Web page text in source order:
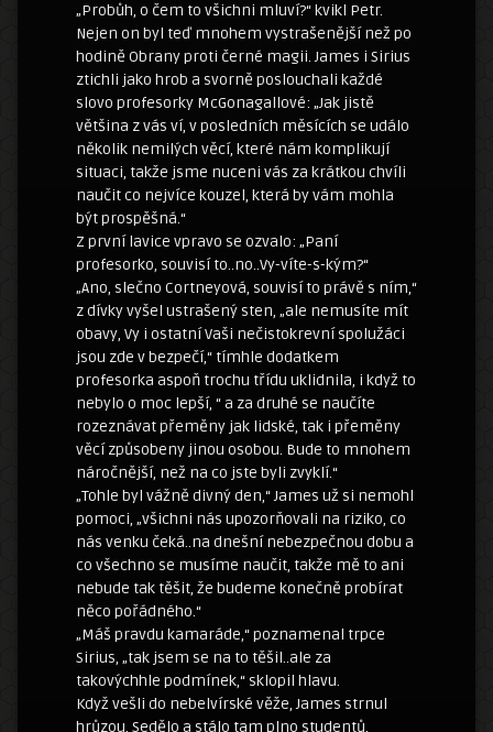
„Probůh, o čem to všichni mluví?“ kvikl Petr.
Nejen on byl teď mnohem vystrašenější než po
hodině Obrany proti černé magii. James i Sirius
ztichli jako hrob a svorně poslouchali každé
slovo profesorky McGonagallové: „Jak jistě
většina z vás ví, v posledních měsících se událo
několik nemilých věcí, které nám komplikují
situaci, takže jsme nuceni vás za krátkou chvíli
naučit co nejvíce kouzel, která by vám mohla
být prospěšná.“
Z první lavice vpravo se ozvalo: „Paní
profesorko, souvisí to..no..Vy-víte-s-kým?“
„Ano, slečno Cortneyová, souvisí to právě s ním,“
z dívky vyšel ustrašený sten, „ale nemusíte mít
obavy, Vy i ostatní Vaši nečistokrevní spolužáci
jsou zde v bezpečí,“ tímhle dodatkem
profesorka aspoň trochu třídu uklidnila, i když to
nebylo o moc lepší, “ a za druhé se naučíte
rozeznávat přeměny jak lidské, tak i přeměny
věcí způsobeny jinou osobou. Bude to mnohem
náročnější, než na co jste byli zvyklí.“
„Tohle byl vážně divný den,“ James už si nemohl
pomoci, „všichni nás upozorňovali na riziko, co
nás venku čeká..na dnešní nebezpečnou dobu a
co všechno se musíme naučit, takže mě to ani
nebude tak těšit, že budeme konečně probírat
něco pořádného.“
„Máš pravdu kamaráde,“ poznamenal trpce
Sirius, „tak jsem se na to těšil..ale za
takovýchhle podmínek,“ sklopil hlavu.
Když vešli do nebelvírské věže, James strnul
hrůzou. Sedělo a stálo tam plno studentů,